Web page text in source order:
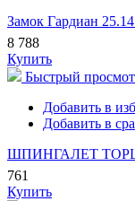
Замок Гардиан
8 788
Купить
Быстрый
Добавить в
Добавить в
ШПИНГАЛЕТ
761
Купить